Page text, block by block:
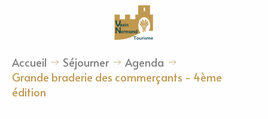
Accueil Séjourner
Agenda
Grande braderie des commerçants - 4ème
édition